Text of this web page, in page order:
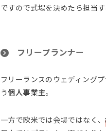
ですので式場を決めたら担当
フリープランナー
フリーランスのウェディング
う個人事業主。
一方で欧米では会場ではなく、